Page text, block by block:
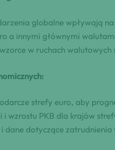
globalne wpływają
a innymi głównymi
w ruchach walutowych
strefy euro, aby
wzrostu PKB dla krajów
dane dotyczące